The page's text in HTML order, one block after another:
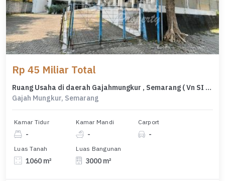
Rp 45 Miliar Total
Ruang Usaha di daerah Gajahmungkur , Semarang ( Vn SI 8346 )
Gajah Mungkur, Semarang
Kamar Tidur
-
Kamar Mandi
-
Carport
-
Luas Tanah
1060 m²
Luas Bangunan
3000 m²